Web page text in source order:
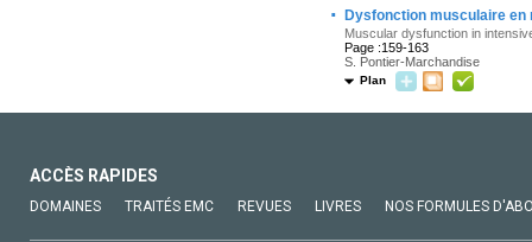
· Dysfonction musculaire en
Muscular dysfunction in
Page :159-163
S. Pontier-Marchandise
Plan
ACCÈS RAPIDES
DOMAINES TRAITÉS EMC REVUES LIVRES NOS FORMULES